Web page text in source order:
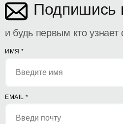
Подпишись
и будь первым кто
ИМЯ *
EMAIL *